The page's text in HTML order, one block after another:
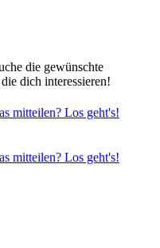
die gewünschte
dich interessieren!
mitteilen? Los geht's!
mitteilen? Los geht's!